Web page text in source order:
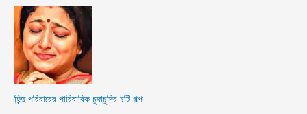
হিন্দু পরিবারের পারিবারিক চুদাচুদির চটি গল্প